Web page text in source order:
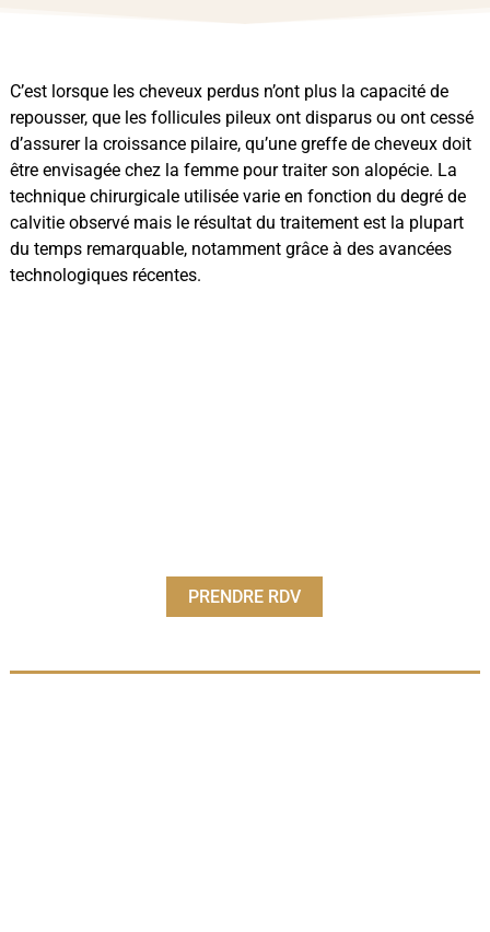
C’est lorsque les cheveux perdus n’ont plus la capacité de
repousser, que les follicules pileux ont disparus ou ont cessé
d’assurer la croissance pilaire, qu’une greffe de cheveux doit
être envisagée chez la femme pour traiter son alopécie. La
technique chirurgicale utilisée varie en fonction du degré de
calvitie observé mais le résultat du traitement est la plupart
du temps remarquable, notamment grâce à des avancées
technologiques récentes.
PRENDRE RDV